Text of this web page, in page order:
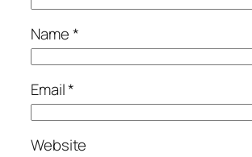
Name*
Email*
Website